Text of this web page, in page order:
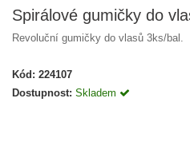
Spirálové gumičky do
Revoluční gumičky do vlasů 3ks/bal.
Kód: 224107
Dostupnost: Skladem